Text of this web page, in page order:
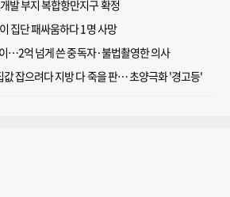
발 부지 복합항만지구 확정
집단 패싸움하다 1명 사망
…2억 넘게 쓴 중독자·불법촬영한 의사
값 잡으려다 지방 다 죽을 판… 초양극화 '경고등'